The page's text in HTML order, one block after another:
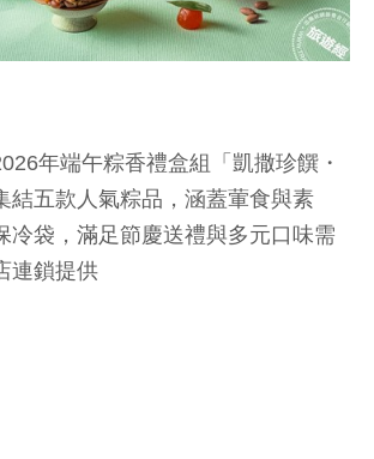
年端午粽香禮盒組「凱撒珍饌・
結五款人氣粽品，涵蓋葷食與素
冷袋，滿足節慶送禮與多元口味需
連鎖提供